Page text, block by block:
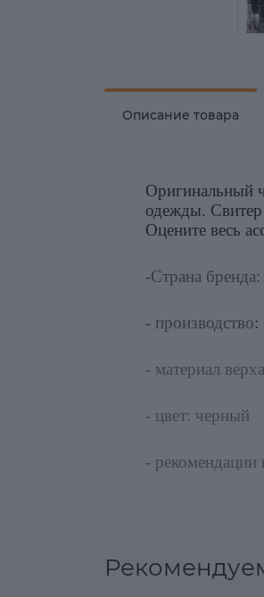
Описание товара
Оригинальный
одежды. Свитер
Оцените весь
-Страна бренда:
- производство:
- материал
- цвет: черный
- рекомендации